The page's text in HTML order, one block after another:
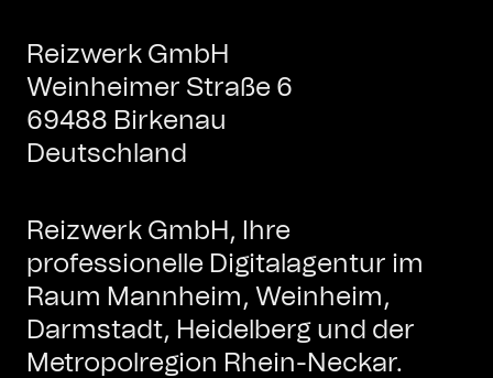
Reizwerk GmbH
Weinheimer Straße 6
69488 Birkenau
Deutschland
Reizwerk GmbH, Ihre
professionelle Digitalagentur im
Raum Mannheim, Weinheim,
Darmstadt, Heidelberg und der
Metropolregion Rhein-Neckar.